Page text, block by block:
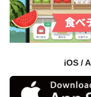
iOS /